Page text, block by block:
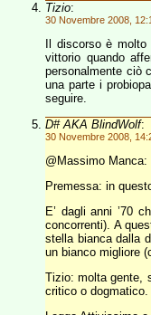
Tizio:
30 Novembre 2008,
Il discorso è
vittorio quando
personalmente ciò
una parte i
seguire.
D# AKA BlindWolf:
30 Novembre 2008,
@Massimo Manca:
Premessa: in
E’ dagli anni ’70
concorrenti). A
stella bianca dalla
un bianco migliore
Tizio: molta gente,
critico o